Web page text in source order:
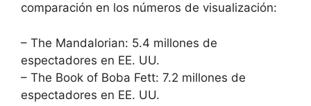
comparación en los números de visualización:
– The Mandalorian: 5.4 millones de
espectadores en EE. UU.
– The Book of Boba Fett: 7.2 millones de
espectadores en EE. UU.